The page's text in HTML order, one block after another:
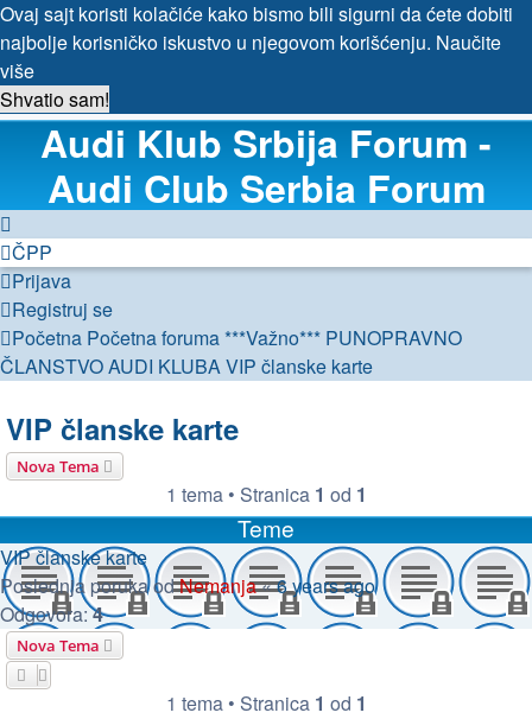
Ovaj sajt koristi kolačiće kako bismo bili sigurni da ćete dobiti
najbolje korisničko iskustvo u njegovom korišćenju. Naučite
više
Shvatio sam!
Audi Klub Srbija Forum -
Audi Club Serbia Forum
ČPP
Prijava
Registruj se
Početna Početna foruma ***Važno*** PUNOPRAVNO
ČLANSTVO AUDI KLUBAVIP članske karte
VIP članske karte
Nova Tema
1 tema • Stranica 1 od 1
Teme
VIP članske karte
Poslednja poruka odNemanja«6 years ago
Odgovora:4
Nova Tema
1 tema • Stranica 1 od 1